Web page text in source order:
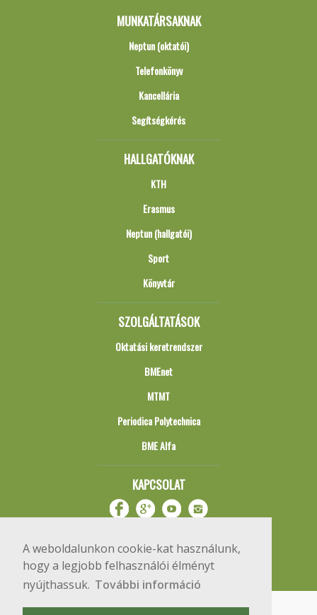
A weboldalunkon cookie-kat használunk,
hogy a legjobb felhasználói élményt
nyújthassuk. További információ
MUNKATÁRSAKNAK
Neptun (oktatói)
Telefonkönyv
Kancellária
Segítségkérés
HALLGATÓKNAK
KTH
Erasmus
Neptun (hallgatói)
Sport
Könyvtár
SZOLGÁLTATÁSOK
Oktatási keretrendszer
BMEnet
MTMT
Periodica Polytechnica
BME Alfa
KAPCSOLAT